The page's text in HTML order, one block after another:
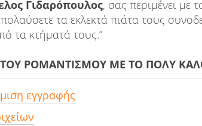
Γιδαρόπουλος, σας περιμένει με
τα εκλεκτά πιάτα τους
τα κτήματά τους.”
ΤΟΥ ΡΟΜΑΝΤΙΣΜΟΥ ΜΕ ΤΟ ΠΟΛΥ
εγγραφής